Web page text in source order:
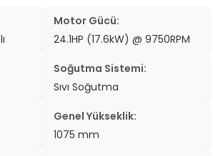
Motor Gücü:
24.1HP (17.6kW) @ 9750RPM
Soğutma Sistemi:
Sıvı Soğutma
Genel Yükseklik:
1075 mm